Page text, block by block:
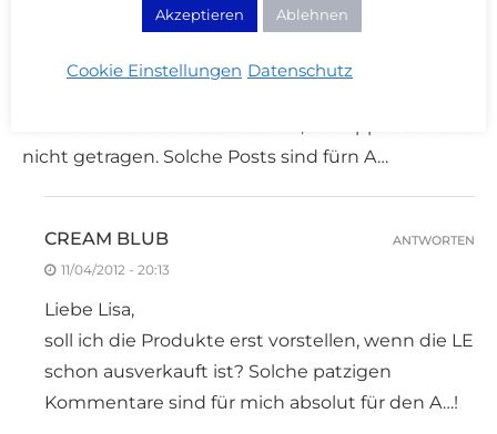
Also ohne die Produkte überhaupt richtig zu
nicht getragen. Solche Posts sind fürn A…
CREAM BLUB
11/04/2012 - 20:13
Liebe Lisa,
soll ich die Produkte erst vorstellen, wenn die LE
schon ausverkauft ist? Solche patzigen
Kommentare sind für mich absolut für den A…!
ANTWORTEN
Akzeptieren Ablehnen
Cookie Einstellungen Datenschutz